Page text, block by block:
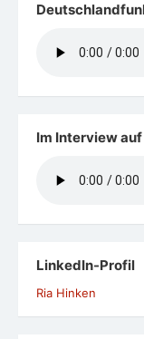
Im Interview
LinkedIn-Profil
Ria Hinken